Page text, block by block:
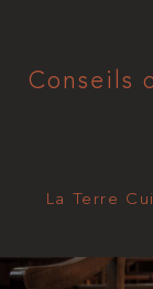
Conseils
La Terre